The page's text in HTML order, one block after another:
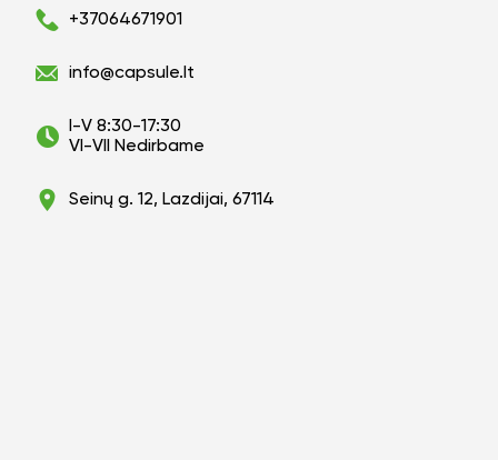
+37064671901
info@capsule.lt
I-V 8:30-17:30
VI-VII Nedirbame
Seinų g. 12, Lazdijai, 67114